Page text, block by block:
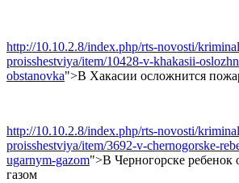
http://10.10.2.8/index.php/rts-novosti/
proisshestviya/item/10428-v-khakasii-
obstanovka">В Хакасии осложнится
http://10.10.2.8/index.php/rts-novosti/
proisshestviya/item/3692-v-chernogorske-
ugarnym-gazom">В Черногорске ребенок
газом